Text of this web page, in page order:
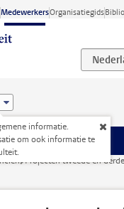
MedewerkersOrganisatiegids
informatie.
om ook informatie te
Projecten tweede en